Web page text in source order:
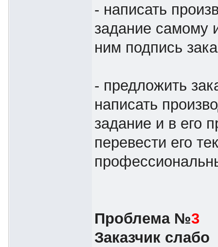
- написать
задание самому
ним подпись
- предложить
написать
задание и в его
перевести его
Проблема №3
Заказчик слабо